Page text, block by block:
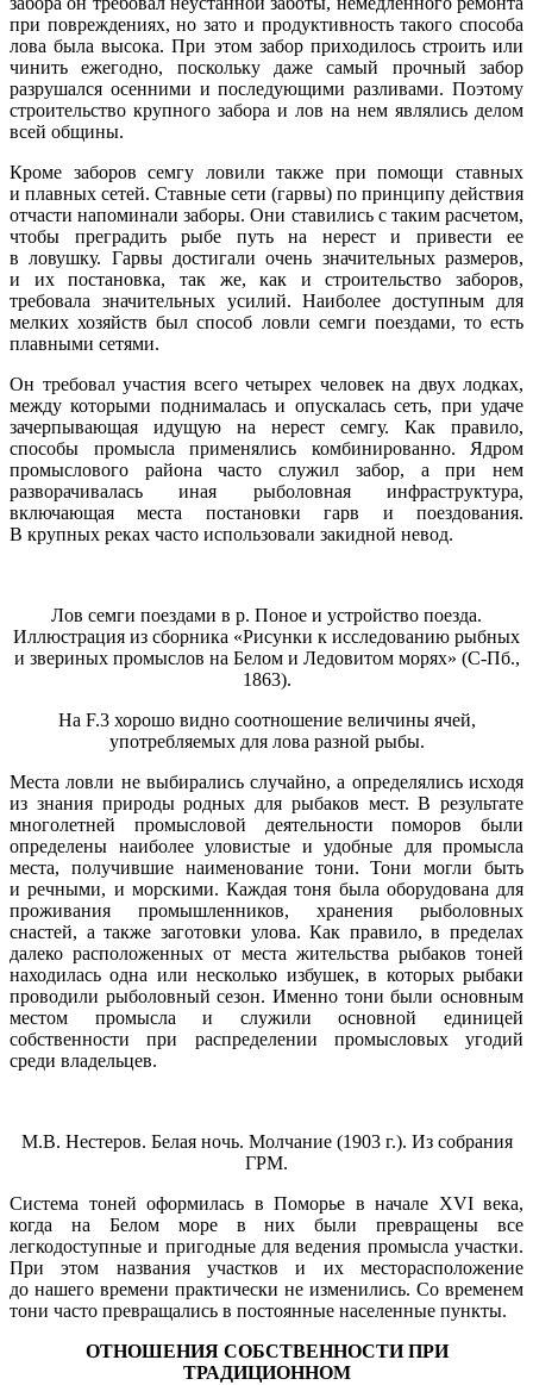
при повреждениях, но зато и продуктивность такого способа
лова была высока. При этом забор приходилось строить или
чинить ежегодно, поскольку даже самый прочный забор
разрушался осенними и последующими разливами. Поэтому
строительство крупного забора и лов на нем являлись делом
всей общины.
Кроме заборов семгу ловили также при помощи ставных
и плавных сетей. Ставные сети (гарвы) по принципу действия
отчасти напоминали заборы. Они ставились с таким расчетом,
чтобы преградить рыбе путь на нерест и привести ее
в ловушку. Гарвы достигали очень значительных размеров,
и их постановка, так же, как и строительство заборов,
требовала значительных усилий. Наиболее доступным для
мелких хозяйств был способ ловли семги поездами, то есть
плавными сетями.
Он требовал участия всего четырех человек на двух лодках,
между которыми поднималась и опускалась сеть, при удаче
зачерпывающая идущую на нерест семгу. Как правило,
способы промысла применялись комбинированно. Ядром
промыслового района часто служил забор, а при нем
разворачивалась иная рыболовная инфраструктура,
включающая места постановки гарв и поездования.
В крупных реках часто использовали закидной невод.
Лов семги поездами в р. Поное и устройство поезда.
Иллюстрация из сборника «Рисунки к исследованию рыбных
и звериных промыслов на Белом и Ледовитом морях» (С-Пб.,
1863).
На F.3 хорошо видно соотношение величины ячей,
употребляемых для лова разной рыбы.
Места ловли не выбирались случайно, а определялись исходя
из знания природы родных для рыбаков мест. В результате
многолетней промысловой деятельности поморов были
определены наиболее уловистые и удобные для промысла
места, получившие на­именование тони. Тони могли быть
и речными, и морскими. Каждая тоня была оборудована для
проживания промышленников, хранения рыболовных
снастей, а также заготовки улова. Как правило, в пределах
далеко расположенных от места жительства рыбаков тоней
находилась одна или несколько избушек, в которых рыбаки
проводили рыболовный сезон. Именно тони были основным
местом промысла и служили основной единицей
собственности при распределении промысловых угодий
среди владельцев.
М.В. Нестеров. Белая ночь. Молчание (1903 г.). Из собрания
ГРМ.
Система тоней оформилась в Поморье в начале XVI века,
когда на Белом море в них были превращены все
легкодоступные и пригодные для ведения промысла участки.
При этом названия участков и их месторасположение
до нашего времени практически не изменились. Со временем
тони часто превращались в постоянные населенные пункты.
ОТНОШЕНИЯ СОБСТВЕННОСТИ ПРИ
ТРАДИЦИОННОМ